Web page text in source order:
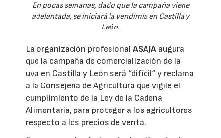
En pocas semanas, dado que la campaña viene
adelantada, se iniciará la vendimia en Castilla y
León.
La organización profesionalASAJA augura
que la campaña de comercialización de la
uva en Castilla y León será “difícil“ y reclama
a la Consejería de Agricultura que vigile el
cumplimiento de la Ley de la Cadena
Alimentaria, para proteger a los agricultores
respecto a los precios de venta.